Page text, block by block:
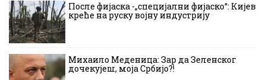
После фијаска -„специјални фијаско“: Кијев
креће на руску војну индустрију
Михаило Меденица: Зар да Зеленског
дочекујеш, моја Србијо?!